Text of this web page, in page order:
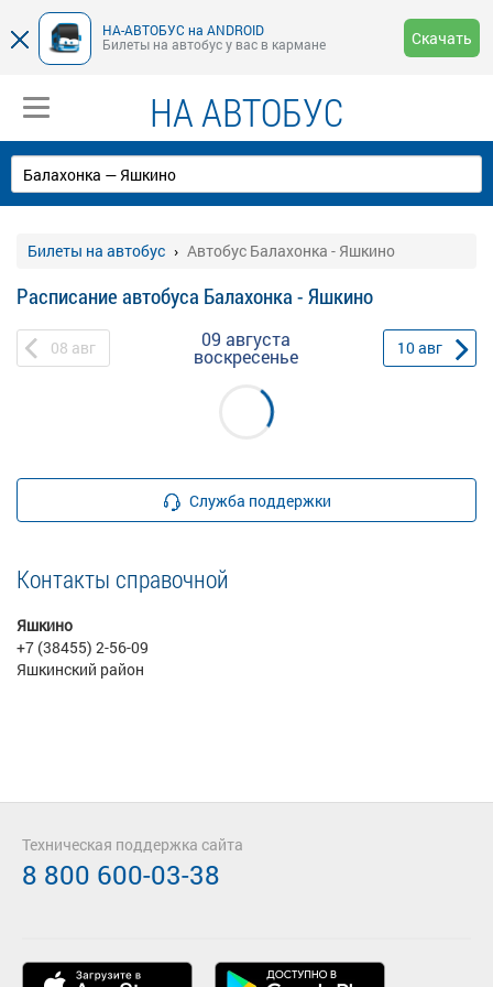
НА-АВТОБУС на ANDROID
Билеты на автобус у вас в кармане
Скачать
НА АВТОБУС
Билеты на автобус Автобус Балахонка - Яшкино
Расписание автобуса Балахонка - Яшкино
08 авг 09 августа
воскресенье 10авг
Служба поддержки
Контакты справочной
Яшкино
+7 (38455) 2-56-09
Яшкинский район
Техническая поддержка сайта
8 800 600-03-38